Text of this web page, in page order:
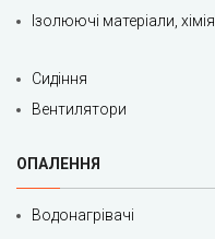
Ізолюючі матеріали, хімія
Сидіння
Вентилятори
ОПАЛЕННЯ
Водонагрівачі